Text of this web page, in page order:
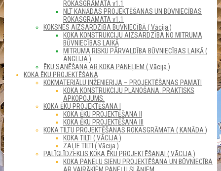
ROKASGRĀMATA v1.1
NLT KANĀDAS PROJEKTĒŠANAS UN BŪVNIECĪBAS
ROKASGRĀMATA v1.1
KOKSNES AIZSARDZĪBA BŪVNIECĪBĀ ( Vācija )
KOKA KONSTRUKCIJU AIZSARDZĪBA NO MITRUMA
BŪVNIECĪBAS LAIKĀ
MITRUMA RISKU PĀRVALDĪBA BŪVNIECĪBAS LAIKĀ (
ANGLIJA )
ĒKU SANĒŠANA AR KOKA PANEĻIEM ( Vācija )
KOKA ĒKU PROJEKTĒŠANA
KOKMATERIĀLU INŽENIERIJA – PROJEKTĒŠANAS PAMATI
KOKA KONSTRUKCIJU PLĀNOŠANA. PRAKTISKS
APKOPOJUMS.
KOKA ĒKU PROJEKTĒŠANA I
KOKA ĒKU PROJEKTĒŠANA II
KOKA ĒKU PROJEKTĒŠANA III
KOKA TILTU PROJEKTĒŠANAS ROKASGRĀMATA ( KANĀDA )
KOKA TILTI ( VĀCIJA )
ZAĻIE TILTI ( Vācija )
PALĪGLĪDZEKLIS KOKA ĒKU PROJEKTĒŠANAI ( VĀCIJA )
KOKA PANEĻU SIENU PROJEKTĒŠANA UN BŪVNIECĪBA